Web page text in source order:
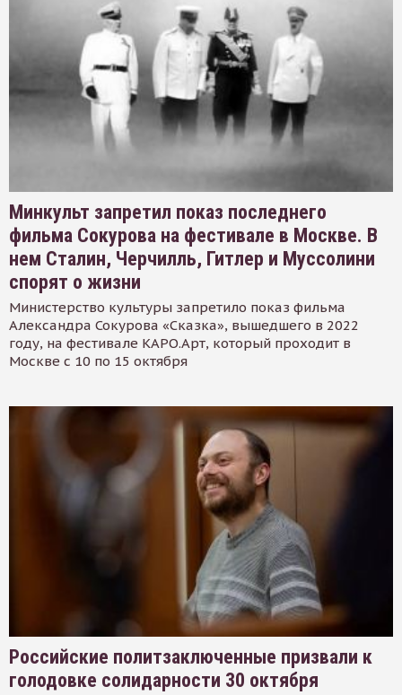
Минкульт запретил показ последнего
фильма Сокурова на фестивале в Москве. В
нем Сталин, Черчилль, Гитлер и Муссолини
спорят о жизни
Министерство культуры запретило показ фильма
Александра Сокурова «Сказка», вышедшего в 2022
году, на фестивале КАРО.Арт, который проходит в
Москве с 10 по 15 октября
Российские политзаключенные призвали к
голодовке солидарности 30 октября